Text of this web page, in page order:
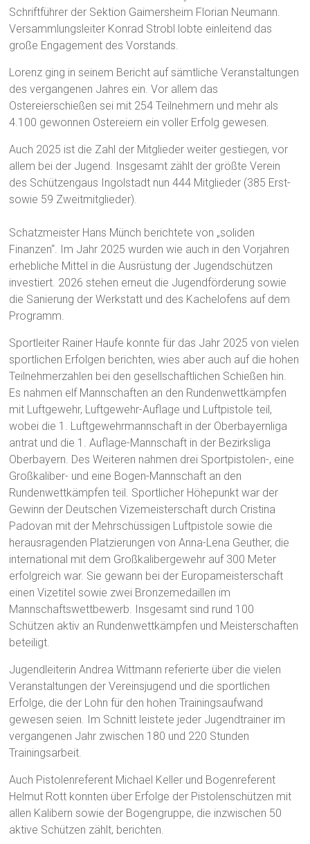
Schriftführer der Sektion Gaimersheim Florian Neumann.
Versammlungsleiter Konrad Strobl lobte einleitend das
große Engagement des Vorstands.
Lorenz ging in seinem Bericht auf sämtliche Veranstaltungen
des vergangenen Jahres ein. Vor allem das
Ostereierschießen sei mit 254 Teilnehmern und mehr als
4.100 gewonnen Ostereiern ein voller Erfolg gewesen.
Auch 2025 ist die Zahl der Mitglieder weiter gestiegen, vor
allem bei der Jugend. Insgesamt zählt der größte Verein
des Schützengaus Ingolstadt nun 444 Mitglieder (385 Erst-
sowie 59 Zweitmitglieder).
Schatzmeister Hans Münch berichtete von „soliden
Finanzen“. Im Jahr 2025 wurden wie auch in den Vorjahren
erhebliche Mittel in die Ausrüstung der Jugendschützen
investiert. 2026 stehen erneut die Jugendförderung sowie
die Sanierung der Werkstatt und des Kachelofens auf dem
Programm.
Sportleiter Rainer Haufe konnte für das Jahr 2025 von vielen
sportlichen Erfolgen berichten, wies aber auch auf die hohen
Teilnehmerzahlen bei den gesellschaftlichen Schießen hin.
Es nahmen elf Mannschaften an den Rundenwettkämpfen
mit Luftgewehr, Luftgewehr-Auflage und Luftpistole teil,
wobei die 1. Luftgewehrmannschaft in der Oberbayernliga
antrat und die 1. Auflage-Mannschaft in der Bezirksliga
Oberbayern. Des Weiteren nahmen drei Sportpistolen-, eine
Großkaliber- und eine Bogen-Mannschaft an den
Rundenwettkämpfen teil. Sportlicher Höhepunkt war der
Gewinn der Deutschen Vizemeisterschaft durch Cristina
Padovan mit der Mehrschüssigen Luftpistole sowie die
herausragenden Platzierungen von Anna-Lena Geuther, die
international mit dem Großkalibergewehr auf 300 Meter
erfolgreich war. Sie gewann bei der Europameisterschaft
einen Vizetitel sowie zwei Bronzemedaillen im
Mannschaftswettbewerb. Insgesamt sind rund 100
Schützen aktiv an Rundenwettkämpfen und Meisterschaften
beteiligt.
Jugendleiterin Andrea Wittmann referierte über die vielen
Veranstaltungen der Vereinsjugend und die sportlichen
Erfolge, die der Lohn für den hohen Trainingsaufwand
gewesen seien. Im Schnitt leistete jeder Jugendtrainer im
vergangenen Jahr zwischen 180 und 220 Stunden
Trainingsarbeit.
Auch Pistolenreferent Michael Keller und Bogenreferent
Helmut Rott konnten über Erfolge der Pistolenschützen mit
allen Kalibern sowie der Bogengruppe, die inzwischen 50
aktive Schützen zählt, berichten.